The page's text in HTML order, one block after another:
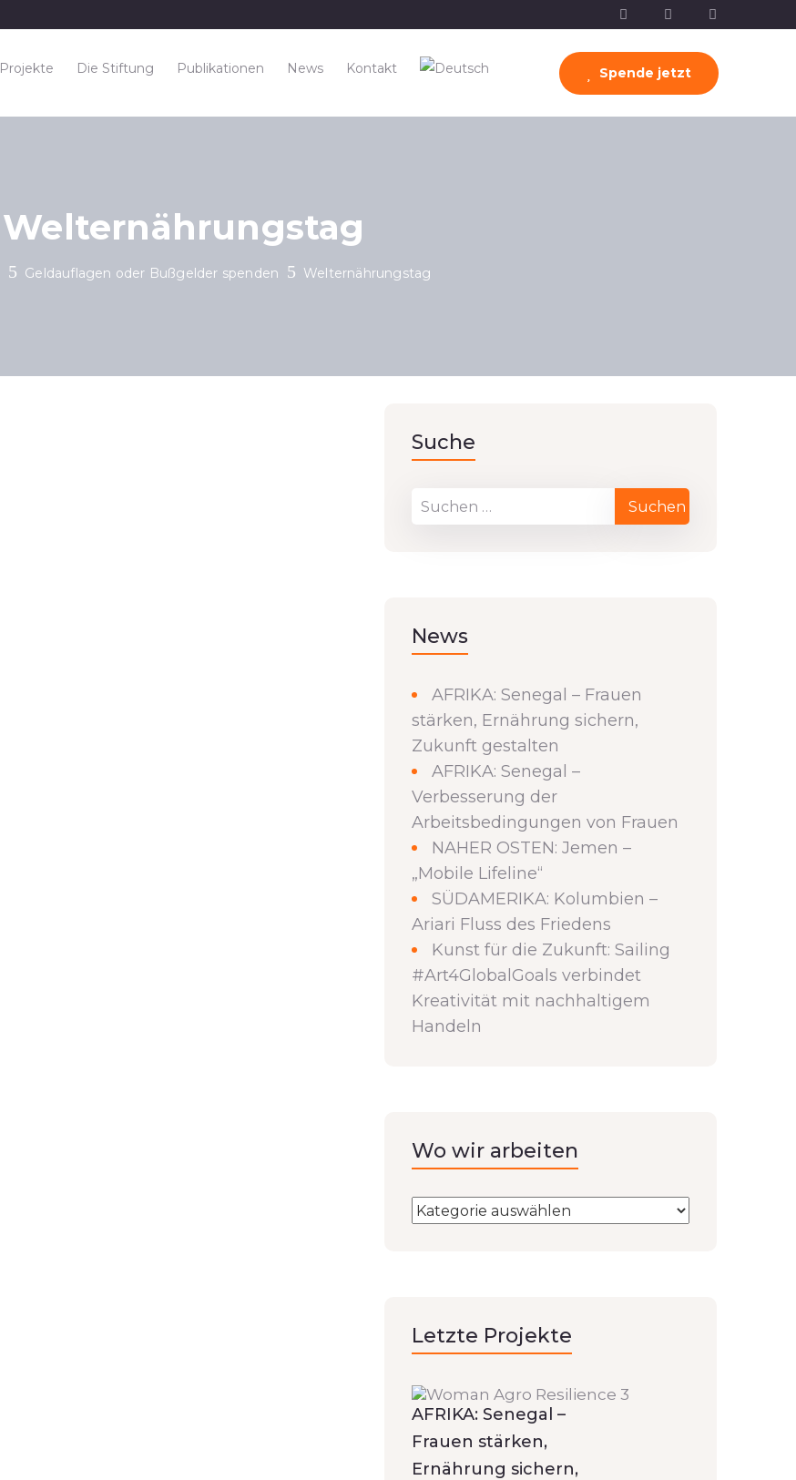
Projekte Die Stiftung Publikationen News Kontakt Spende jetzt
Welternährungstag
Geldauflagen oder Bußgelder spenden Welternährungstag
Suche
News
AFRIKA: Senegal – Frauen
stärken, Ernährung sichern,
Zukunft gestalten
AFRIKA: Senegal –
Verbesserung der
Arbeitsbedingungen von Frauen
NAHER OSTEN: Jemen –
„Mobile Lifeline“
SÜDAMERIKA: Kolumbien –
Ariari Fluss des Friedens
Kunst für die Zukunft: Sailing
#Art4GlobalGoals verbindet
Kreativität mit nachhaltigem
Handeln
Wo wir arbeiten
Letzte Projekte
AFRIKA: Senegal –
Frauen stärken,
Ernährung sichern,